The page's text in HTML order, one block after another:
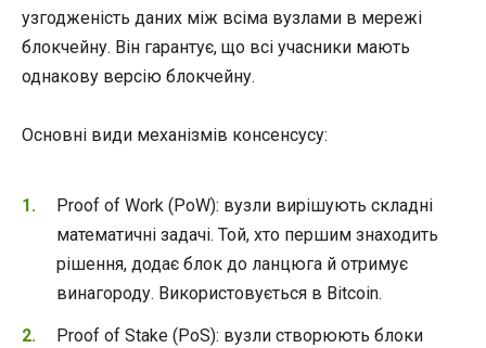
узгодженість даних між всіма вузлами в мережі
блокчейну. Він гарантує, що всі учасники мають
однакову версію блокчейну.
Основні види механізмів консенсусу:
Proof of Work (PoW): вузли вирішують складні
математичні задачі. Той, хто першим знаходить
рішення, додає блок до ланцюга й отримує
винагороду. Використовується в Bitcoin.
Proof of Stake (PoS): вузли створюють блоки